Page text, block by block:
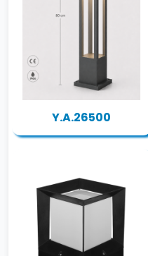
Y.A.26500